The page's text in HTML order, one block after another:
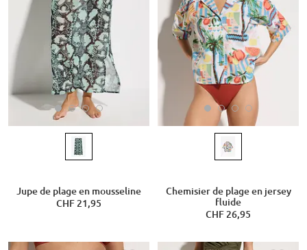
Jupe de plage en mousseline
CHF 21,95
Chemisier de plage en jersey
fluide
CHF 26,95